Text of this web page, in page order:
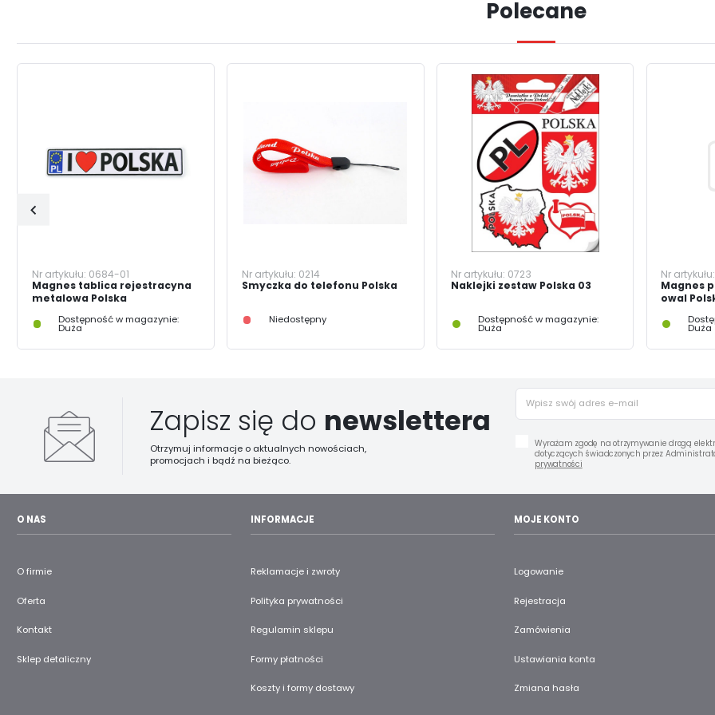
Polecane
Nr artykułu: 0684-01
Magnes tablica rejestracyna
metalowa Polska
Dostępność w magazynie:
Duża
Nr artykułu: 0214
Smyczka do telefonu Polska
Niedostępny
Nr artykułu: 0723
Naklejki zestaw Polska 03
Dostępność w magazynie:
Duża
Nr
Magnes
owal
Duża
Zapisz się do newslettera
Otrzymuj informacje o aktualnych nowościach,
promocjach i bądź na bieżąco.
Wyrażam zgodę na otrzymywanie drogą
dotyczących świadczonych przez
prywatności
O NAS
O firmie
Oferta
Kontakt
Sklep detaliczny
INFORMACJE
Reklamacje i zwroty
Polityka prywatności
Regulamin sklepu
Formy płatności
Koszty i formy dostawy
MOJE KONTO
Logowanie
Rejestracja
Zamówienia
Ustawiania konta
Zmiana hasła
internetowej. Treści promocyjne mogą pojawić się na stronach podmiotów trzecich lub
firm będących naszymi partnerami oraz innych dostawców usług. Firmy te działają w
komunikatów mediów społecznościowych.